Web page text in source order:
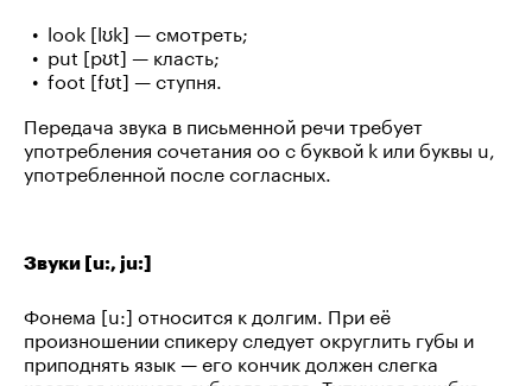
look [lʊk] — смотреть;
put [pʊt] — класть;
foot [fʊt] — ступня.
Передача звука в письменной речи требует
употребления сочетания oo c буквой k или буквы u,
употребленной после согласных.
Звуки [u:, ju:]
Фонема [u:] относится к долгим. При её
произношении спикеру следует округлить губы и
приподнять язык — его кончик должен слегка